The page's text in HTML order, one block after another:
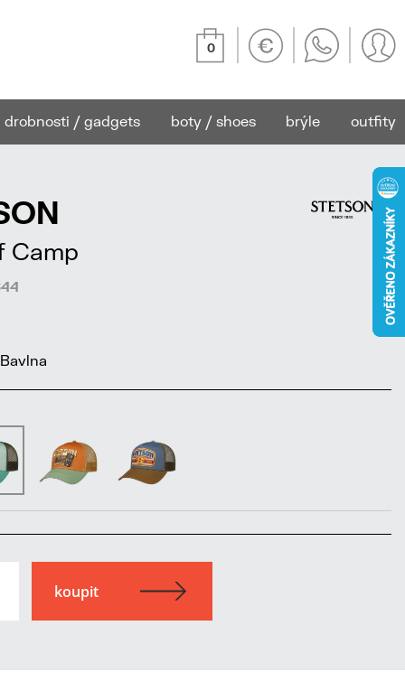
0
drobnosti / gadgets boty / shoes brýle outfity
Camp